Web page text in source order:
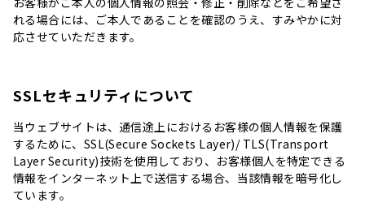
れる場合には、ご本人であることを確認のうえ、すみやかに対
応させていただきます。
SSLセキュリティについて
当ウェブサイトは、通信途上におけるお客様の個人情報を保護
するために、SSL(Secure Sockets Layer)/ TLS(Transport
Layer Security)技術を使用しており、お客様個人を特定できる
情報をインターネット上で送信する場合、当該情報を暗号化し
ています。